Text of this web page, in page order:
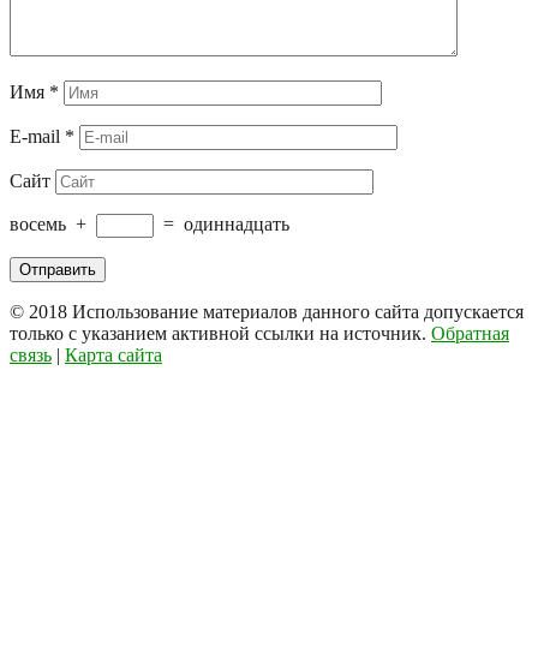
Имя *
E-mail *
Сайт
восемь + = одиннадцать
© 2018 Использование материалов данного сайта допускается
только с указанием активной ссылки на источник. Обратная
связь | Карта сайта